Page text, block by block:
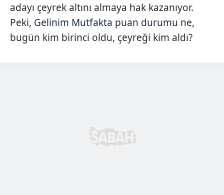
adayı çeyrek altını almaya hak kazanıyor.
Peki, Gelinim Mutfakta puan durumu ne,
bugün kim birinci oldu, çeyreği kim aldı?